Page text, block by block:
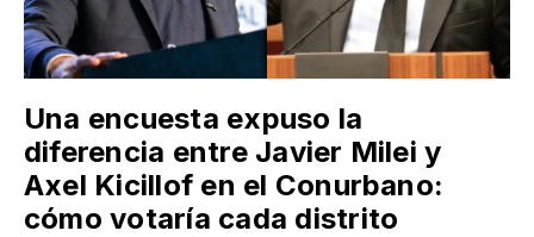
Una encuesta expuso la
diferencia entre Javier Milei y
Axel Kicillof en el Conurbano:
cómo votaría cada distrito